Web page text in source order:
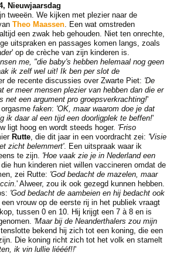
Nieuwjaarsdag
tweeën. We kijken met plezier naar de
Theo Maassen. Een wat omstreden
een zwak heb gehouden. Niet ten onrechte,
uitspraken en passages komen langs, zoals
' op de crèche van zijn kinderen is.
me, "die baby's hebben helemaal nog geen
ik zelf wel uit! Ik ben per slot de
de recente discussies over Zwarte Piet: 'De
er meer mensen plezier van hebben dan die er
net een argument pro groepsverkrachting!'
faken: 'OK, maar waarom doe je dat
ik daar al een tijd een doorligplek te beffen!'
ligt hoog en wordt steeds hoger. 'Friso
Rutte, die dit jaar in een voordracht zei: 'Visie
zicht belemmert'. Een uitspraak waar ik
te zijn. 'Hoe vaak zie je in Nederland een
hun kinderen niet willen vaccineren omdat de
zei Rutte: 'God bedacht de mazelen, maar
.' Alweer, zou ik ook gezegd kunnen hebben.
'God bedacht de aambeien en hij bedacht ook
vrouw op de eerste rij in het publiek vraagt
tussen 0 en 10. Hij krijgt een 7 à 8 en is
'Maar bij de Neanderthalers zou mijn
bekend hij zich tot een koning, die een
Die koning richt zich tot het volk en stamelt
ik vin lullie liéééf!!'